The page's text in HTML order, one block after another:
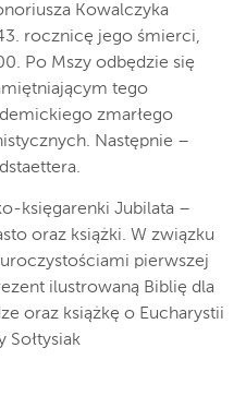
Kowalczyka
rocznicę jego śmierci,
Po Mszy odbędzie się
tego
zmarłego
Następnie –
księgarenki Jubilata –
oraz książki. W związku
pierwszej
ilustrowaną Biblię dla
oraz książkę o Eucharystii
Sołtysiak